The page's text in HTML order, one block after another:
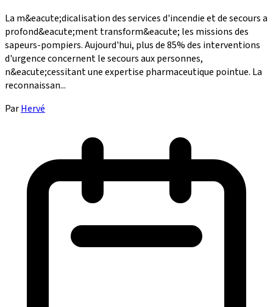
La m&eacute;dicalisation des services d'incendie et de secours a
profond&eacute;ment transform&eacute; les missions des
sapeurs-pompiers. Aujourd'hui, plus de 85% des interventions
d'urgence concernent le secours aux personnes,
n&eacute;cessitant une expertise pharmaceutique pointue. La
reconnaissan...
ParHervé